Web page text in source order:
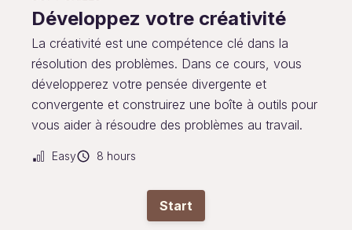
Développez votre créativité
La créativité est une compétence clé dans la
résolution des problèmes. Dans ce cours, vous
développerez votre pensée divergente et
convergente et construirez une boîte à outils pour
vous aider à résoudre des problèmes au travail.
Easy 8 hours
Start